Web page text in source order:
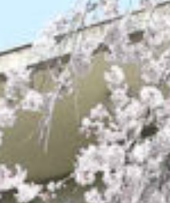
/home/sakurazuka/
t/themes/sakurazuka_2020/